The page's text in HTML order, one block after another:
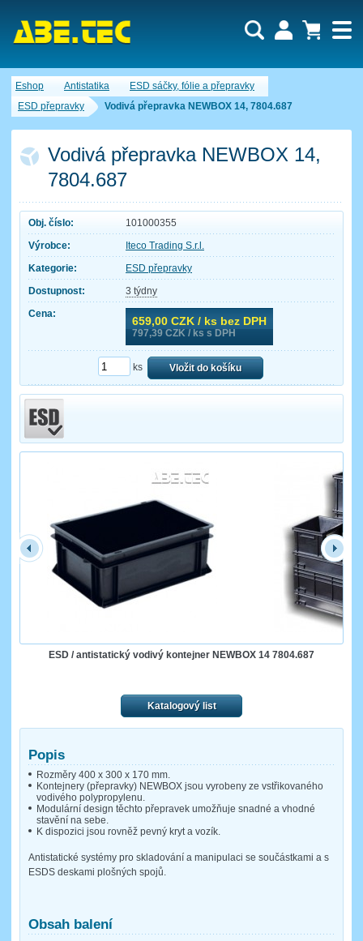
Eshop Antistatika
ESD sáčky, fólie a přepravky
ESD přepravky
Vodivá přepravka NEWBOX 14, 7804.687
Vodivá přepravka NEWBOX 14,
7804.687
Obj. číslo:
101000355
Výrobce:
Iteco Trading S.r.l.
Kategorie:
ESD přepravky
Dostupnost:
3 týdny
Cena:
659,00 CZK / ks bez DPH
797,39 CZK / ks s DPH
ks Vložit do košíku
ESD / antistatický vodivý kontejner NEWBOX 14 7804.687
Katalogový list
Popis
Rozměry 400 x 300 x 170 mm.
Kontejnery (přepravky) NEWBOX jsou vyrobeny ze vstřikovaného
vodivého polypropylenu.
Modulární design těchto přepravek umožňuje snadné a vhodné
stavění na sebe.
K dispozici jsou rovněž pevný kryt a vozík.
Antistatické systémy pro skladování a manipulaci se součástkami a s
ESDS deskami plošných spojů.
Obsah balení
Nákupní košík je momentálně prázdný.
Obsah košíku
Počet produktů:0
Cena celkem:0,00 CZK
Uživatel:
Heslo:
Zapomenuté heslo Nová registrace